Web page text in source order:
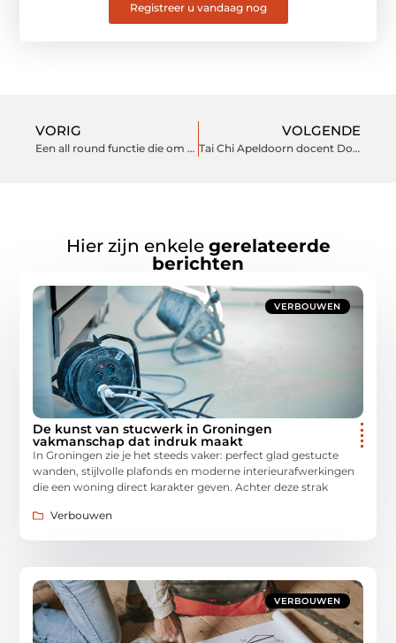
Registreer u vandaag nog
VORIG
Een all round functie die om een actieve houding vraagt
VOLGENDE
Tai Chi Apeldoorn docent Douwe Geluk wint 3x goud in Duitsland
Hier zijn enkele gerelateerde
berichten
VERBOUWEN
De kunst van stucwerk in Groningen
vakmanschap dat indruk maakt
In Groningen zie je het steeds vaker: perfect glad gestucte
wanden, stijlvolle plafonds en moderne interieurafwerkingen
die een woning direct karakter geven. Achter deze strak
Verbouwen
VERBOUWEN